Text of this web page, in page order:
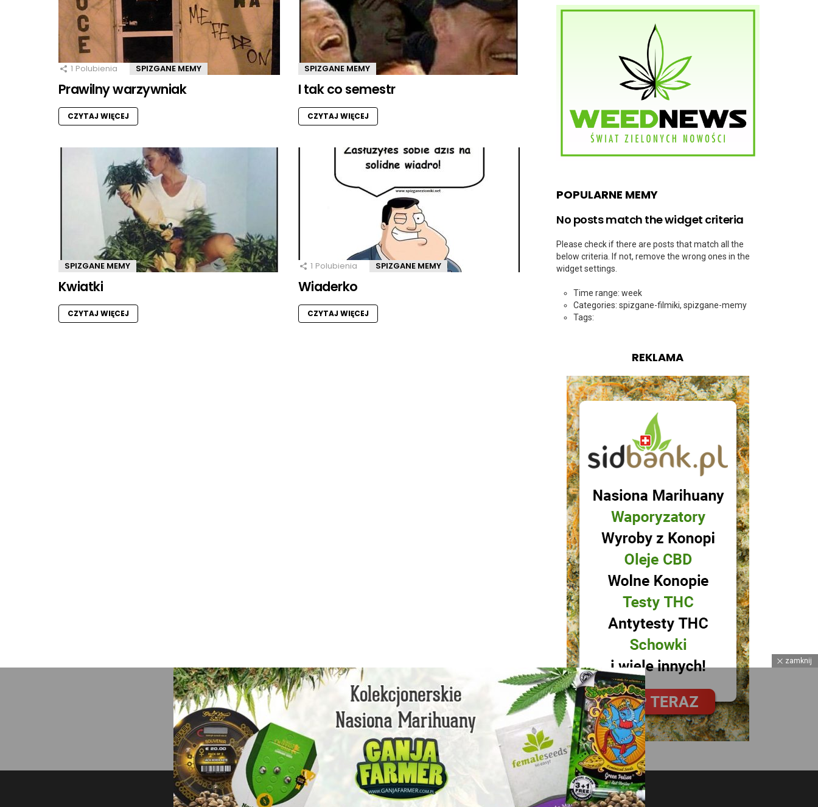
1 Polubienia SPIZGANE MEMY
Prawilny warzywniak
CZYTAJ WIĘCEJ
SPIZGANE MEMY
I tak co semestr
CZYTAJ WIĘCEJ
SPIZGANE MEMY
Kwiatki
CZYTAJ WIĘCEJ
1 Polubienia SPIZGANE MEMY
Wiaderko
CZYTAJ WIĘCEJ
POPULARNE MEMY
No posts match the widget criteria
Please check if there are posts that match all the
below criteria. If not, remove the wrong ones in the
widget settings.
Time range: week
Categories: spizgane-filmiki, spizgane-memy
Tags:
REKLAMA
facebook instagram youtube
zamknij